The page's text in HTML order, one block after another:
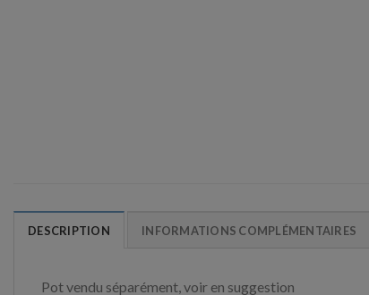
DESCRIPTION INFORMATIONS COMPLÉMENTAIRES
Pot vendu séparément, voir en suggestion